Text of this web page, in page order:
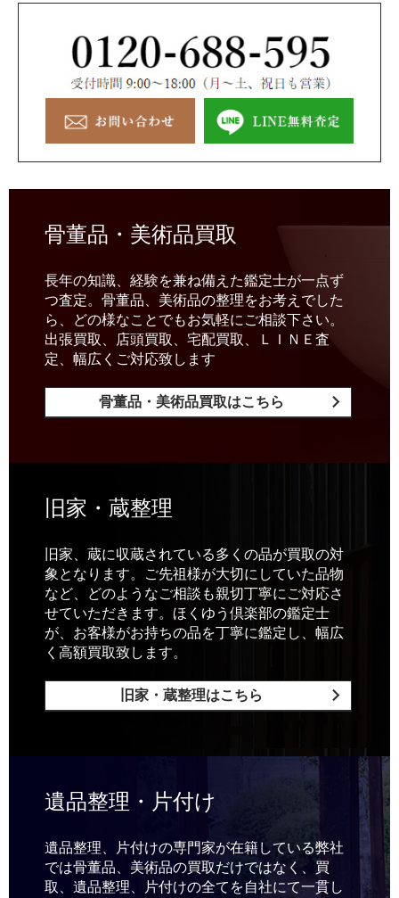
骨董品・美術品買取
長年の知識、経験を兼ね備えた鑑定士が一点ず
つ査定。骨董品、美術品の整理をお考えでした
ら、どの様なことでもお気軽にご相談下さい。
出張買取、店頭買取、宅配買取、ＬＩＮＥ査
定、幅広くご対応致します
骨董品・美術品買取はこちら
旧家・蔵整理
旧家、蔵に収蔵されている多くの品が買取の対
象となります。ご先祖様が大切にしていた品物
など、どのようなご相談も親切丁寧にご対応さ
せていただきます。ほくゆう倶楽部の鑑定士
が、お客様がお持ちの品を丁寧に鑑定し、幅広
く高額買取致します。
旧家・蔵整理はこちら
遺品整理・片付け
遺品整理、片付けの専門家が在籍している弊社
では骨董品、美術品の買取だけではなく、買
取、遺品整理、片付けの全てを自社にて一貫し